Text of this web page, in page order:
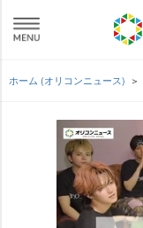
ホーム (オリコンニュース)